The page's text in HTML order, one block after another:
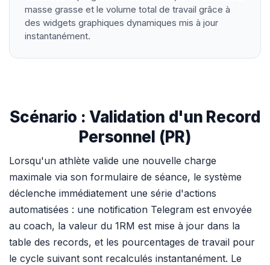
masse grasse et le volume total de travail grâce à
des widgets graphiques dynamiques mis à jour
instantanément.
Scénario : Validation d'un Record
Personnel (PR)
Lorsqu'un athlète valide une nouvelle charge
maximale via son formulaire de séance, le système
déclenche immédiatement une série d'actions
automatisées : une notification Telegram est envoyée
au coach, la valeur du 1RM est mise à jour dans la
table des records, et les pourcentages de travail pour
le cycle suivant sont recalculés instantanément. Le